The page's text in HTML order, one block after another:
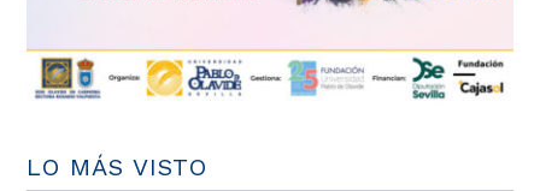
LO MÁS VISTO